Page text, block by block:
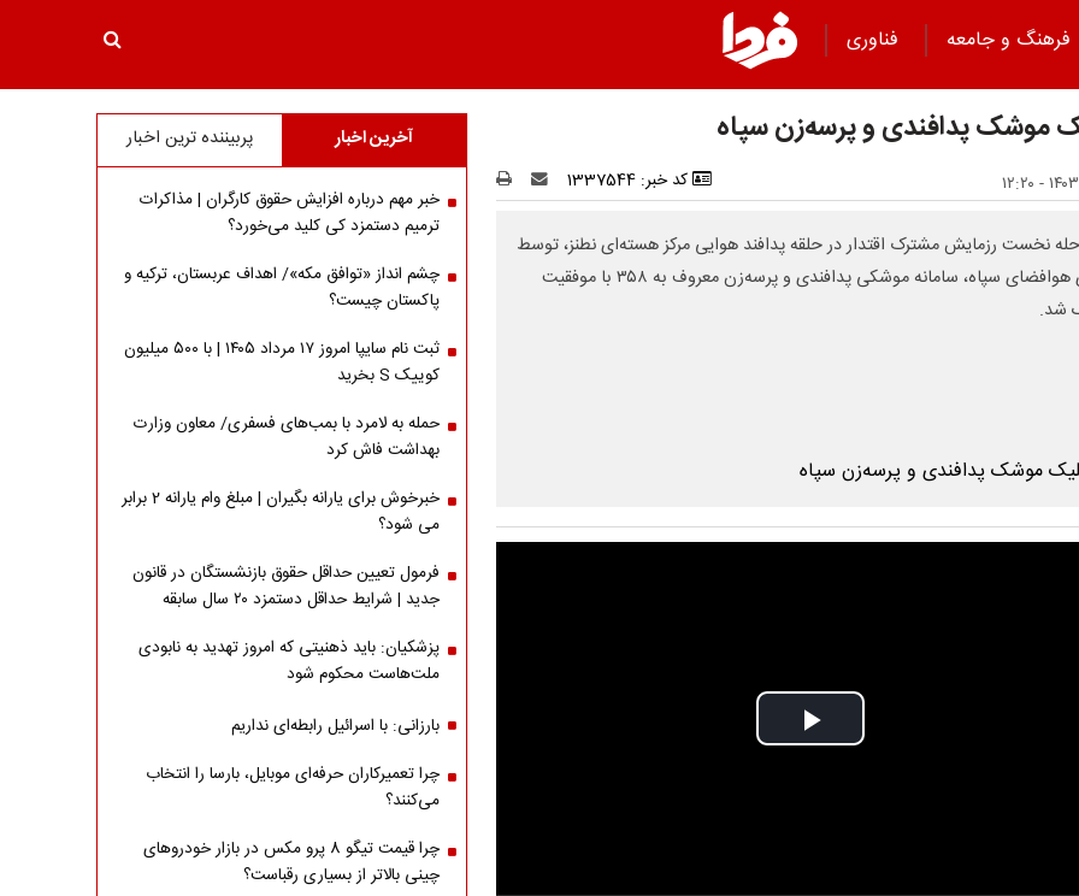
فرهنگ و جامعه
فناوری
موشک پدافندی و پرسه‌زن سپاه
کد خبر: 1337544
نخست رزمایش مشترک اقتدار در حلقه پدافند هوایی مرکز هسته‌ای نطنز، توسط
نیروی هوافضای سپاه، سامانه موشکی پدافندی و پرسه‌زن معروف به ۳۵۸ با موفقیت
شد.
Play
آخرین اخبار پربیننده ترین اخبار
خبر مهم درباره افزایش حقوق کارگران | مذاکرات
ترمیم دستمزد کی کلید می‌خورد؟
چشم انداز «توافق مکه»/ اهداف عربستان، ترکیه و
پاکستان چیست؟
ثبت نام سایپا امروز ۱۷ مرداد ۱۴۰۵ | با ۵۰۰ میلیون
کوییک S بخرید
حمله به لامرد با بمب‌های فسفری/ معاون وزارت
بهداشت فاش کرد
خبرخوش برای یارانه بگیران | مبلغ وام یارانه 2 برابر
می شود؟
فرمول تعیین حداقل حقوق بازنشستگان در قانون
جدید | شرایط حداقل دستمزد ۲۰ سال سابقه
پزشکیان: باید ذهنیتی که امروز تهدید به نابودی
ملت‌هاست محکوم شود
بارزانی: با اسرائیل رابطه‌ای نداریم
چرا تعمیرکاران حرفه‌ای موبایل، بارسا را انتخاب
می‌کنند؟
چرا قیمت تیگو 8 پرو مکس در بازار خودروهای
چینی بالاتر از بسیاری رقباست؟